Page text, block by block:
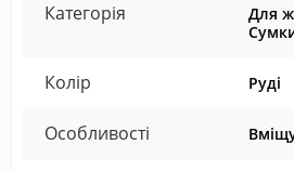
Категорія
Для
Колір Руді
Особливості